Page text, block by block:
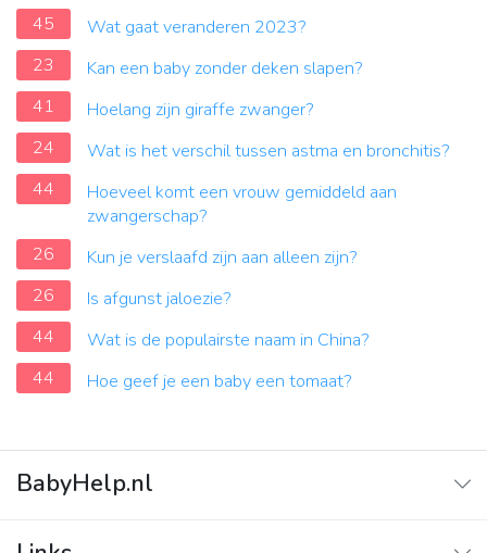
45
Wat gaat veranderen 2023?
23
Kan een baby zonder deken slapen?
41
Hoelang zijn giraffe zwanger?
24
Wat is het verschil tussen astma en bronchitis?
44
Hoeveel komt een vrouw gemiddeld aan
zwangerschap?
26
Kun je verslaafd zijn aan alleen zijn?
26
Is afgunst jaloezie?
44
Wat is de populairste naam in China?
44
Hoe geef je een baby een tomaat?
BabyHelp.nl